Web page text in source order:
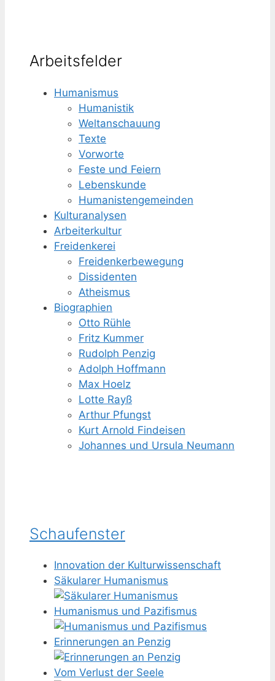
Arbeitsfelder
Humanismus
Humanistik
Weltanschauung
Texte
Vorworte
Feste und Feiern
Lebenskunde
Humanisten­gemeinden
Kulturanalysen
Arbeiterkultur
Freidenkerei
Freidenker­bewegung
Dissidenten
Atheismus
Biographien
Otto Rühle
Fritz Kummer
Rudolph Penzig
Adolph Hoffmann
Max Hoelz
Lotte Rayß
Arthur Pfungst
Kurt Arnold Findeisen
Johannes und Ursula Neumann
Schaufenster
Innovation der Kulturwissenschaft
Säkularer Humanismus
Humanismus und Pazifismus
Erinnerungen an Penzig
Vom Verlust der Seele